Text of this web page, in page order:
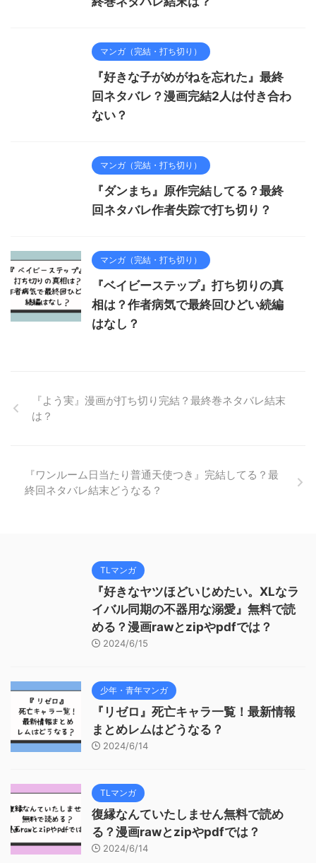
マンガ（完結・打ち切り）
『好きな子がめがねを忘れた』最終
回ネタバレ？漫画完結2人は付き合わ
ない？
マンガ（完結・打ち切り）
『ダンまち』原作完結してる？最終
回ネタバレ作者失踪で打ち切り？
マンガ（完結・打ち切り）
『ベイビーステップ』打ち切りの真
相は？作者病気で最終回ひどい続編
はなし？
『よう実』漫画が打ち切り完結？最終巻ネタバレ結末
は？
『ワンルーム日当たり普通天使つき』完結してる？最
終回ネタバレ結末どうなる？
TLマンガ
『好きなヤツほどいじめたい。XLなラ
イバル同期の不器用な溺愛』無料で読
める？漫画rawとzipやpdfでは？
2024/6/15
少年・青年マンガ
『リゼロ』死亡キャラ一覧！最新情報
まとめレムはどうなる？
2024/6/14
TLマンガ
復縁なんていたしません無料で読め
る？漫画rawとzipやpdfでは？
2024/6/14